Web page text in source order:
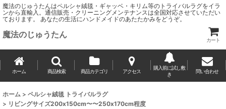
魔法のじゅうたんはペルシャ絨毯・ギャッベ・キリム等のトライバルラグをイラ
ンから直輸入。通信販売・クリーニングメンテナンスは全国対応させていただい
ております。 あなたの生活にハンドメイドのあたたかみをどうぞ。
魔法のじゅうたん
カート
ホーム 商品検索 商品カテゴリ アクセス
購入前に試し敷
き
問い合わせ
ホーム > ペルシャ絨毯 トライバルラグ
> リビングサイズ200x150cm〜〜250x170cm程度